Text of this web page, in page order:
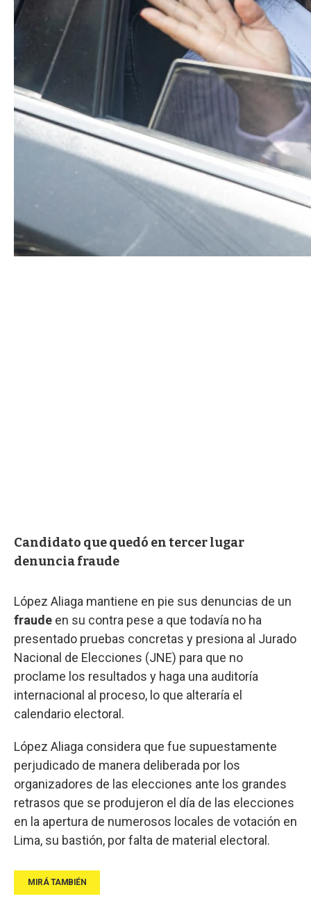
Candidato que quedó en tercer lugar
denuncia fraude
López Aliaga mantiene en pie sus denuncias de un
fraude en su contra pese a que todavía no ha
presentado pruebas concretas y presiona al Jurado
Nacional de Elecciones (JNE) para que no
proclame los resultados y haga una auditoría
internacional al proceso, lo que alteraría el
calendario electoral.
López Aliaga considera que fue supuestamente
perjudicado de manera deliberada por los
organizadores de las elecciones ante los grandes
retrasos que se produjeron el día de las elecciones
en la apertura de numerosos locales de votación en
Lima, su bastión, por falta de material electoral.